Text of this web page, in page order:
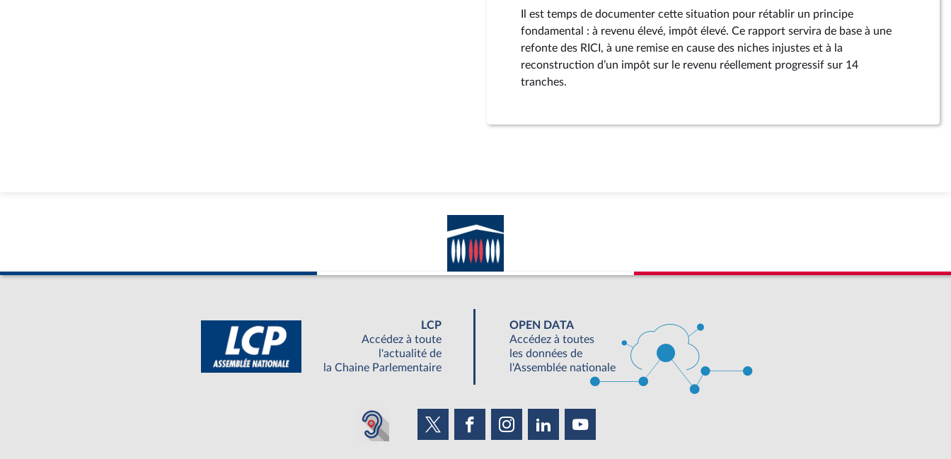
Il est temps de documenter cette situation pour rétablir un principe
fondamental : à revenu élevé, impôt élevé. Ce rapport servira de base à une
refonte des RICI, à une remise en cause des niches injustes et à la
reconstruction d’un impôt sur le revenu réellement progressif sur 14
tranches.
LCP
Accédez à toute
l'actualité de
la Chaine Parlementaire
OPEN DATA
Accédez à toutes
les données de
l'Assemblée nationale